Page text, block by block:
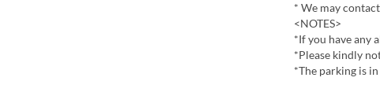
* We may
<NOTES>
*If you have any
*Please kindly
*The parking is